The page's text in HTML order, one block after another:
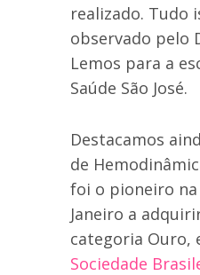
realizado. Tudo
observado pelo
Lemos para a
Saúde São José.
Destacamos
de
foi o pioneiro na
Janeiro a
categoria Ouro,
Sociedade